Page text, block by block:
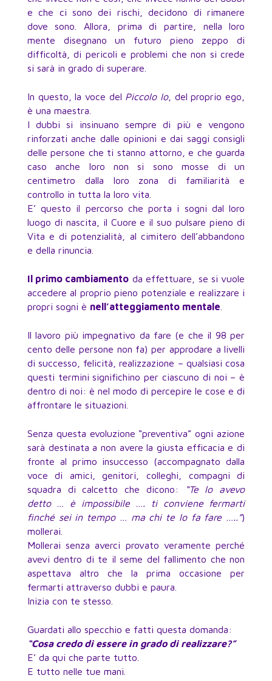
e che ci sono dei rischi, decidono di rimanere
dove sono. Allora, prima di partire, nella loro
mente disegnano un futuro pieno zeppo di
difficoltà, di pericoli e problemi che non si crede
si sarà in grado di superare.
In questo, la voce del Piccolo Io, del proprio ego,
è una maestra.
I dubbi si insinuano sempre di più e vengono
rinforzati anche dalle opinioni e dai saggi consigli
delle persone che ti stanno attorno, e che guarda
caso anche loro non si sono mosse di un
centimetro dalla loro zona di familiarità e
controllo in tutta la loro vita.
E’ questo il percorso che porta i sogni dal loro
luogo di nascita, il Cuore e il suo pulsare pieno di
Vita e di potenzialità, al cimitero dell’abbandono
e della rinuncia.
Il primo cambiamento da effettuare, se si vuole
accedere al proprio pieno potenziale e realizzare i
propri sogni è nell’atteggiamento mentale
Il lavoro più impegnativo da fare (e che il 98 per
cento delle persone non fa) per approdare a livelli
di successo, felicità, realizzazione – qualsiasi cosa
questi termini significhino per ciascuno di noi – è
dentro di noi: è nel modo di percepire le cose e di
affrontare le situazioni.
Senza questa evoluzione “preventiva” ogni azione
sarà destinata a non avere la giusta efficacia e di
fronte al primo insuccesso (accompagnato dalla
voce di amici, genitori, colleghi, compagni di
squadra di calcetto che dicono:
“Te lo avevo
detto … è impossibile …. ti conviene fermarti
finché sei in tempo … ma chi te lo fa fare …..”)
mollerai.
Mollerai senza averci provato veramente perché
avevi dentro di te il seme del fallimento che non
aspettava altro che la prima occasione per
fermarti attraverso dubbi e paura.
Inizia con te stesso.
Guardati allo specchio e fatti questa domanda:
“Cosa credo di essere in grado di realizzare?”
E’ da qui che parte tutto.
E tutto nelle tue mani.